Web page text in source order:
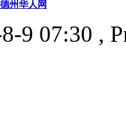
州华人网
9 07:30 ,